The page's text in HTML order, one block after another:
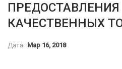
ПРЕДОСТАВЛЕНИЯ
КАЧЕСТВЕННЫХ
Дата: Мар 16, 2018